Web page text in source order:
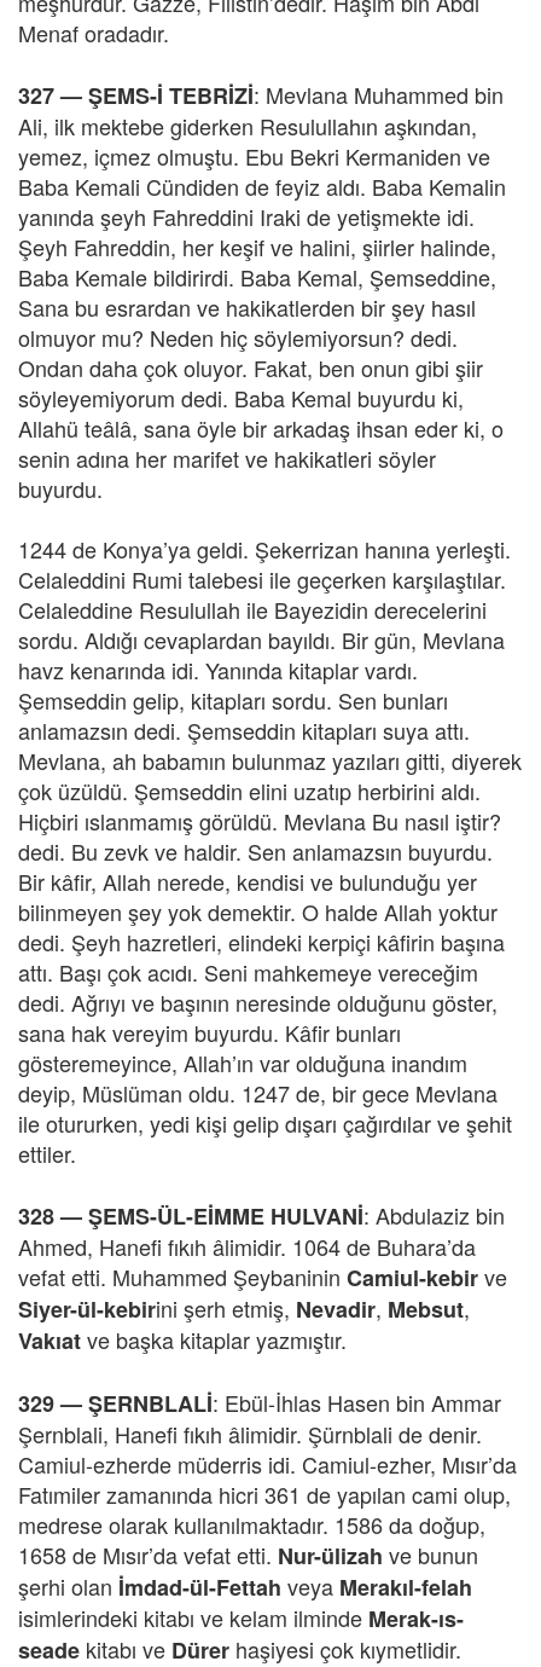
Menaf oradadır.
327 —ŞEMS-İ TEBRİZİ: Mevlana Muhammed bin
Ali, ilk mektebe giderken Resulullahın aşkından,
yemez, içmez olmuştu. Ebu Bekri Kermaniden ve
Baba Kemali Cündiden de feyiz aldı. Baba Kemalin
yanında şeyh Fahreddini Iraki de yetişmekte idi.
Şeyh Fahreddin, her keşif ve halini, şiirler halinde,
Baba Kemale bildirirdi. Baba Kemal, Şemseddine,
Sana bu esrardan ve hakikatlerden bir şey hasıl
olmuyor mu? Neden hiç söylemiyorsun? dedi.
Ondan daha çok oluyor. Fakat, ben onun gibi şiir
söyleyemiyorum dedi. Baba Kemal buyurdu ki,
Allahü teâlâ, sana öyle bir arkadaş ihsan eder ki, o
senin adına her marifet ve hakikatleri söyler
buyurdu.
1244 de Konya’ya geldi. Şekerrizan hanına yerleşti.
Celaleddini Rumi talebesi ile geçerken karşılaştılar.
Celaleddine Resulullah ile Bayezidin derecelerini
sordu. Aldığı cevaplardan bayıldı. Bir gün, Mevlana
havz kenarında idi. Yanında kitaplar vardı.
Şemseddin gelip, kitapları sordu. Sen bunları
anlamazsın dedi. Şemseddin kitapları suya attı.
Mevlana, ah babamın bulunmaz yazıları gitti, diyerek
çok üzüldü. Şemseddin elini uzatıp herbirini aldı.
Hiçbiri ıslanmamış görüldü. Mevlana Bu nasıl iştir?
dedi. Bu zevk ve haldir. Sen anlamazsın buyurdu.
Bir kâfir, Allah nerede, kendisi ve bulunduğu yer
bilinmeyen şey yok demektir. O halde Allah yoktur
dedi. Şeyh hazretleri, elindeki kerpiçi kâfirin başına
attı. Başı çok acıdı. Seni mahkemeye vereceğim
dedi. Ağrıyı ve başının neresinde olduğunu göster,
sana hak vereyim buyurdu. Kâfir bunları
gösteremeyince, Allah’ın var olduğuna inandım
deyip, Müslüman oldu. 1247 de, bir gece Mevlana
ile otururken, yedi kişi gelip dışarı çağırdılar ve şehit
ettiler.
328 —ŞEMS-ÜL-EİMME HULVANİ: Abdulaziz bin
Ahmed, Hanefi fıkıh âlimidir. 1064 de Buhara’da
vefat etti. Muhammed Şeybaninin Camiul-kebirve
Siyer-ül-kebirini şerh etmiş, Nevadir, Mebsut,
Vakıatve başka kitaplar yazmıştır.
329 —ŞERNBLALİ: Ebül-İhlas Hasen bin Ammar
Şernblali, Hanefi fıkıh âlimidir. Şürnblali de denir.
Camiul-ezherde müderris idi. Camiul-ezher, Mısır’da
Fatımiler zamanında hicri 361 de yapılan cami olup,
medrese olarak kullanılmaktadır. 1586 da doğup,
1658 de Mısır’da vefat etti. Nur-ülizah ve bunun
şerhi olan İmdad-ül-Fettah veya Merakıl-felah
isimlerindeki kitabı ve kelam ilminde Merak-ıs-
seade kitabı ve Dürer haşiyesi çok kıymetlidir.